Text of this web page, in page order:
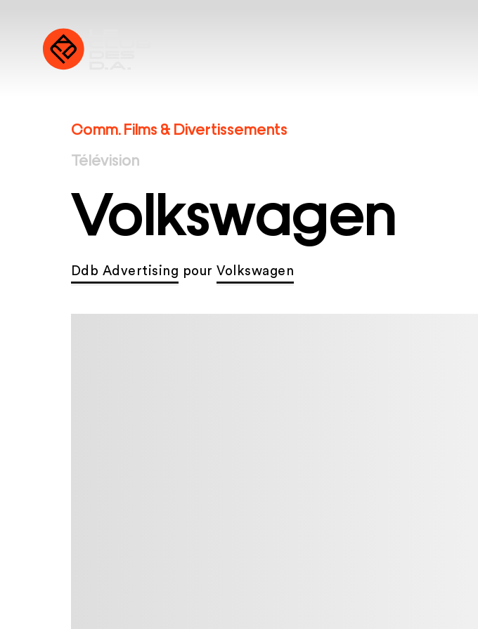
Comm. Films & Divertissements
Télévision
Volkswagen
Ddb Advertising pour Volkswagen